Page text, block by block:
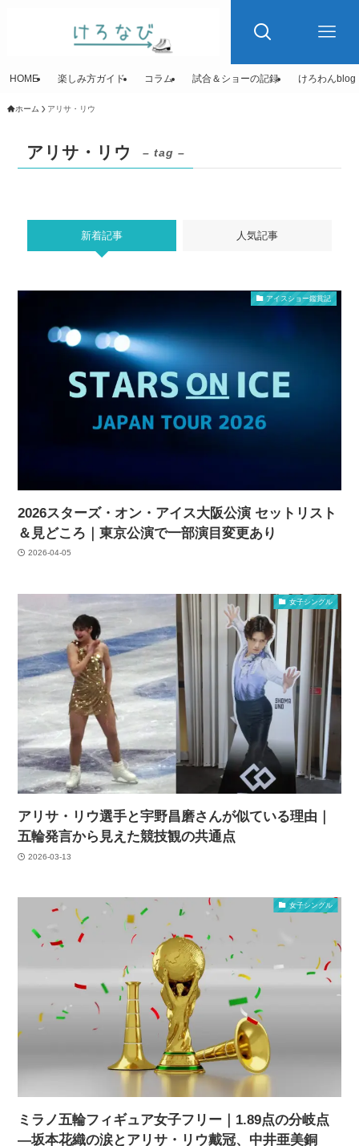
HOME 楽しみ方ガイド コラム 試合＆ショーの記録 けろわんblog
ホーム アリサ・リウ
アリサ・リウ – tag –
新着記事 人気記事
アイスショー鑑賞記
2026スターズ・オン・アイス大阪公演 セットリスト
＆見どころ｜東京公演で一部演目変更あり
2026-04-05
女子シングル
アリサ・リウ選手と宇野昌磨さんが似ている理由｜
五輪発言から見えた競技観の共通点
2026-03-13
女子シングル
ミラノ五輪フィギュア女子フリー｜1.89点の分岐点
―坂本花織の涙とアリサ・リウ戴冠、中井亜美銅